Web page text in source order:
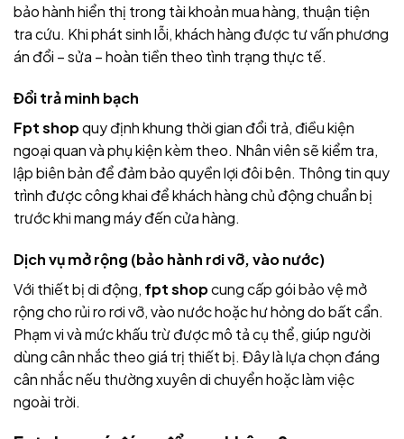
bảo hành hiển thị trong tài khoản mua hàng, thuận tiện
tra cứu. Khi phát sinh lỗi, khách hàng được tư vấn phương
án đổi – sửa – hoàn tiền theo tình trạng thực tế.
Đổi trả minh bạch
Fpt shopquy định khung thời gian đổi trả, điều kiện
ngoại quan và phụ kiện kèm theo. Nhân viên sẽ kiểm tra,
lập biên bản để đảm bảo quyền lợi đôi bên. Thông tin quy
trình được công khai để khách hàng chủ động chuẩn bị
trước khi mang máy đến cửa hàng.
Dịch vụ mở rộng (bảo hành rơi vỡ, vào nước)
Với thiết bị di động, fpt shopcung cấp gói bảo vệ mở
rộng cho rủi ro rơi vỡ, vào nước hoặc hư hỏng do bất cẩn.
Phạm vi và mức khấu trừ được mô tả cụ thể, giúp người
dùng cân nhắc theo giá trị thiết bị. Đây là lựa chọn đáng
cân nhắc nếu thường xuyên di chuyển hoặc làm việc
ngoài trời.